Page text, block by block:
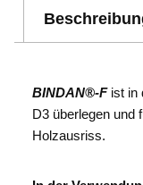
BINDAN®-Fist in
D3 überlegen und
Holzausriss.